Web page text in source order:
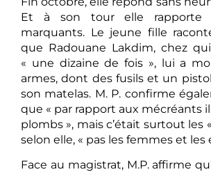
Et à son tour elle rapporte
marquants. Le jeune fille
que Radouane Lakdim, chez
« une dizaine de fois », lui a
armes, dont des fusils et un
son matelas. M. P. confirme
que « par rapport aux mécréants
plombs », mais c’était surtout les
selon elle, « pas les femmes et les
Face au magistrat, M.P. affirme